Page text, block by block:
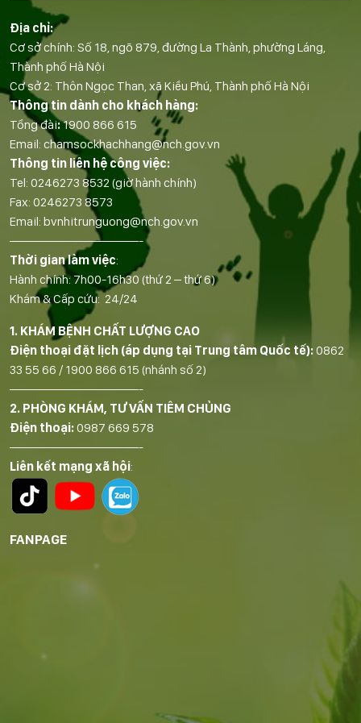
Địa chỉ:
Cơ sở chính: Số 18, ngõ 879, đường La Thành, phường Láng,
Thành phố Hà Nội
Cơ sở 2: Thôn Ngọc Than, xã Kiều Phú, Thành phố Hà Nội
Thông tin dành cho khách hàng:
Tổng đài:1900 866 615
Email: chamsockhachhang@nch.gov.vn
Thông tin liên hệ công việc:
Tel: 0246273 8532 (giờ hành chính)
Fax: 0246273 8573
Email: bvnhitrunguong@nch.gov.vn
——————————-
Thời gian làm việc:
Hành chính: 7h00-16h30 (thứ 2 – thứ 6)
Khám & Cấp cứu: 24/24
1. KHÁM BỆNH CHẤT LƯỢNG CAO
Điện thoại đặt lịch (áp dụng tại Trung tâm Quốc tế):0862
33 55 66 / 1900 866 615 (nhánh số 2)
——————————-
2. PHÒNG KHÁM, TƯ VẤN TIÊM CHỦNG
Điện thoại:0987 669 578
——————————-
Liên kết mạng xã hội:
FANPAGE